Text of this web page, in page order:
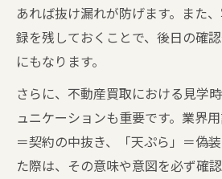
あれば抜け漏れが防げます。また
録を残しておくことで、後日の確
にもなります。
さらに、不動産買取における見学
ュニケーションも重要です。業界
＝契約の中抜き、「天ぷら」＝偽
た際は、その意味や意図を必ず確